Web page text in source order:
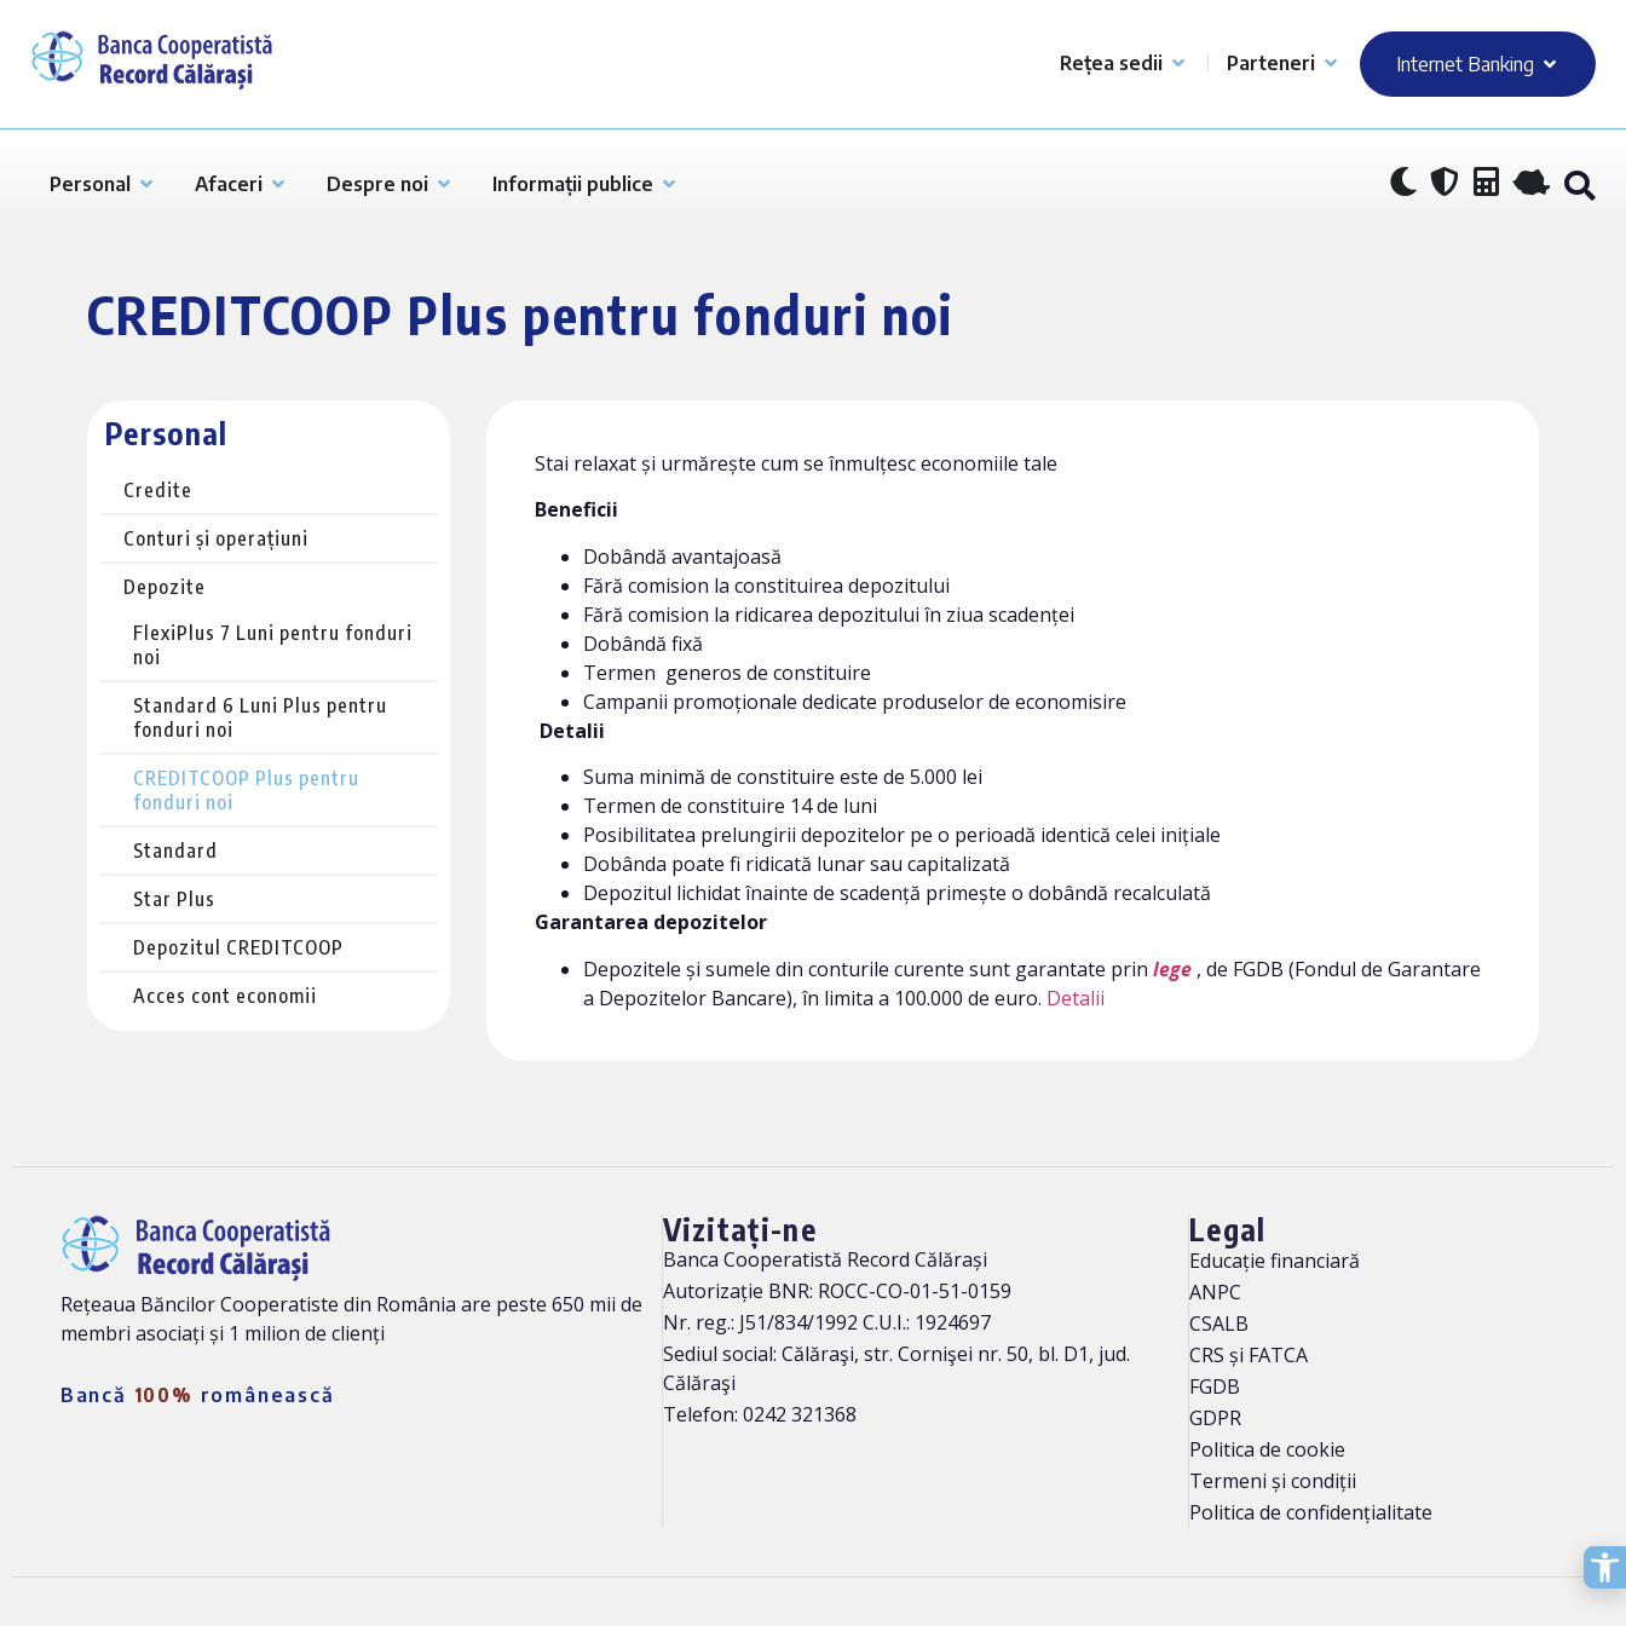
Rețea sedii Parteneri Internet Banking
Personal Afaceri Despre noi Informații publice
CREDITCOOP Plus pentru fonduri noi
Personal
Credite
Conturi și operațiuni
Depozite
FlexiPlus 7 Luni pentru fonduri
noi
Standard 6 Luni Plus pentru
fonduri noi
CREDITCOOP Plus pentru
fonduri noi
Standard
Star Plus
Depozitul CREDITCOOP
Acces cont economii
Stai relaxat și urmărește cum se înmulțesc economiile tale
Beneficii
Dobândă avantajoasă
Fără comision la constituirea depozitului
Fără comision la ridicarea depozitului în ziua scadenței
Dobândă fixă
Termen generos de constituire
Campanii promoționale dedicate produselor de economisire
Detalii
Suma minimă de constituire este de 5.000 lei
Termen de constituire 14 de luni
Posibilitatea prelungirii depozitelor pe o perioadă identică celei inițiale
Dobânda poate fi ridicată lunar sau capitalizată
Depozitul lichidat înainte de scadență primește o dobândă recalculată
Garantarea depozitelor
Depozitele și sumele din conturile curente sunt garantate prin lege , de FGDB (Fondul de Garantare
a Depozitelor Bancare), în limita a 100.000 de euro. Detalii
Rețeaua Băncilor Cooperatiste din România are peste 650 mii de
membri asociați și 1 milion de clienți
Bancă 100% românească
Vizitați-ne
Banca Cooperatistă Record Călărași
Autorizație BNR: ROCC-CO-01-51-0159
Nr. reg.: J51/834/1992 C.U.I.: 1924697
Sediul social: Călăraşi, str. Cornişei nr. 50, bl. D1, jud.
Călăraşi
Telefon: 0242 321368
Legal
Educație financiară
ANPC
CSALB
CRS și FATCA
FGDB
GDPR
Politica de cookie
Termeni și condiții
Politica de confidențialitate